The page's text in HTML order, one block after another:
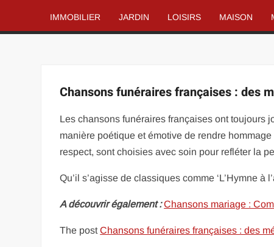
IMMOBILIER JARDIN LOISIRS MAISON
Chansons funéraires françaises : des
Les chansons funéraires françaises ont toujours
manière poétique et émotive de rendre
respect, sont choisies avec soin pour refléter la
Qu’il s’agisse de classiques comme ‘L’Hymne à
A découvrir également : Chansons mariage :
The postChansons funéraires françaises : des